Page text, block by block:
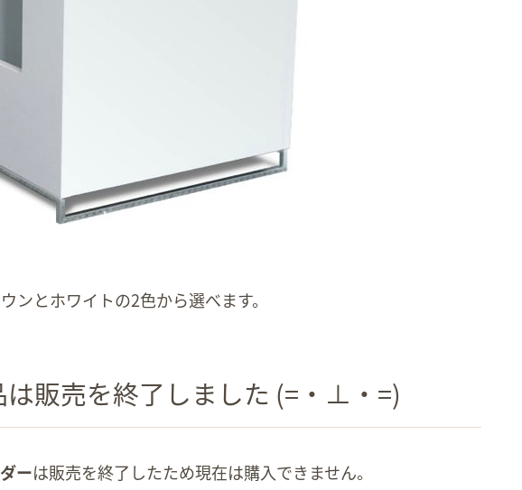
ンとホワイトの2色から選べます。
は販売を終了しました (=・⊥・=)
ーは販売を終了したため現在は購入できません。